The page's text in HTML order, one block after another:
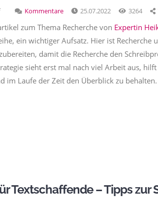
Kommentare 25.07.2022 3264
zum Thema Recherche von Expertin
ein wichtiger Aufsatz. Hier ist Recherche
damit die Recherche den
sieht erst mal nach viel Arbeit aus,
im Laufe der Zeit den Überblick zu behalten.
Textschaffende – Tipps zur